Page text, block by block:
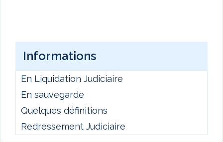
Informations
En Liquidation Judiciaire
En sauvegarde
Quelques définitions
Redressement Judiciaire